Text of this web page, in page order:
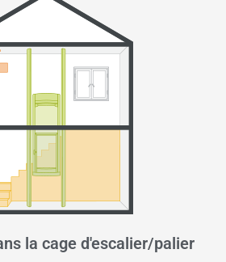
la cage d'escalier/palier